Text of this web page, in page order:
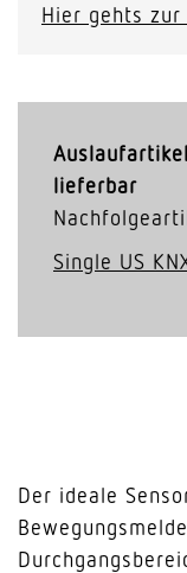
Hier gehts
lieferbar
Single US
Der ideale